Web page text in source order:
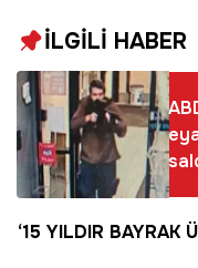
İLGİLİ HABER
‘15 YILDIR BAYRAK